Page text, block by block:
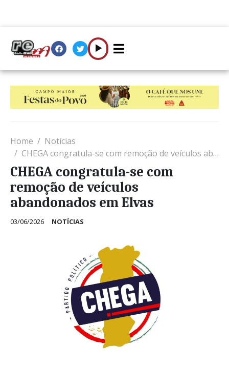
Home
Notícias
CHEGA congratula-se com remoção de veículos abandonados em Elvas
CHEGA congratula-se com
remoção de veículos
abandonados em Elvas
03/06/2026 NOTÍCIAS